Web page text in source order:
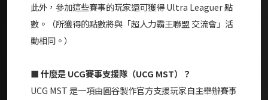
此外，參加這些賽事的玩家還可獲得 Ultra Leaguer 點
數。（所獲得的點數將與「超人力霸王聯盟 交流會」活
動相同。）
■什麼是 UCG賽事支援隊（UCG MST）？
UCG MST 是一項由圓谷製作官方支援玩家自主舉辦賽事